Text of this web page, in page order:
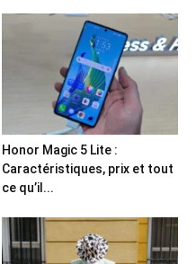
Honor Magic 5 Lite :
Caractéristiques, prix et tout
ce qu’il...